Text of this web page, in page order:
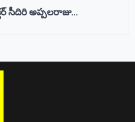
సీదిరి అప్పలరాజు…